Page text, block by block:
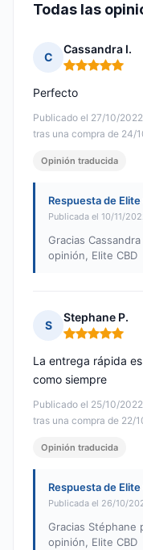
Todas las
C
Cassandra I.
Nota: 5 de 5
Publicado el 27/10/
tras una compra de 24/
Perfecto
Opinión traducida
Respuesta de Elite
Publicada el 10/11/
Gracias
opinión, Elite CBD
S
Stephane P.
Nota: 5 de 5
Publicado el 25/10/
tras una compra de 22/
La entrega rápida
como siempre
Opinión traducida
Respuesta de Elite
Publicada el 26/10/
Gracias
opinión, Elite CBD